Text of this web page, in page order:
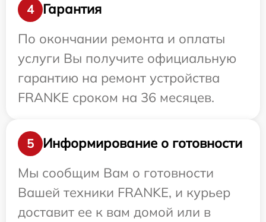
4
Гарантия
По окончании ремонта и оплаты
услуги Вы получите официальную
гарантию на ремонт устройства
FRANKE сроком на 36 месяцев.
5
Информирование о готовности
Мы сообщим Вам о готовности
Вашей техники FRANKE, и курьер
доставит ее к вам домой или в